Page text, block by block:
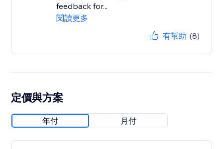
feedback for...
閱讀更多
有幫助 (8)
定價與方案
年付 月付